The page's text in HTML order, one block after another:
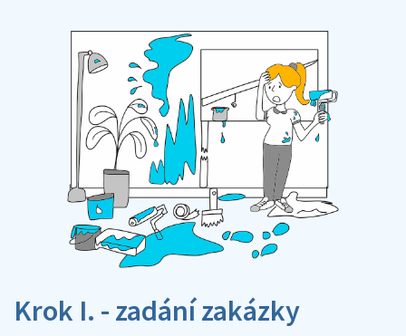
Krok I. - zadání zakázky